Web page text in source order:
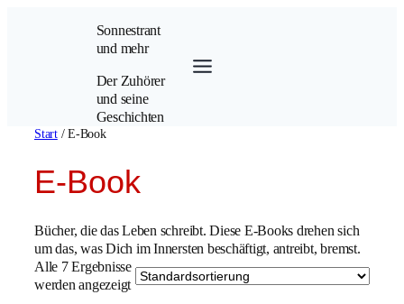
Sonnestrant
und mehr
Der Zuhörer
und seine
Geschichten
Start/ E-Book
E-Book
Bücher, die das Leben schreibt. Diese E-Books drehen sich
um das, was Dich im Innersten beschäftigt, antreibt, bremst.
Alle 7 Ergebnisse
werden angezeigt